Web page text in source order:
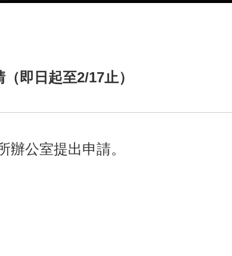
即日起至2/17止）
辦公室提出申請。